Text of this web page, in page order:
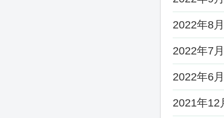
2022年8月
2022年7月
2022年6月
2021年12